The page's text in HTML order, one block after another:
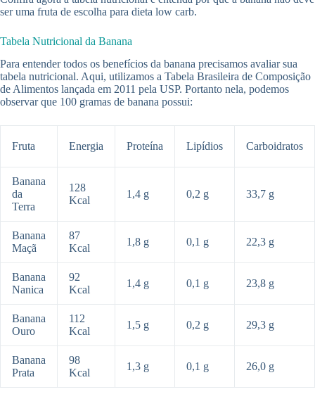
ser uma fruta de escolha para dieta low carb.
Tabela Nutricional da Banana
Para entender todos os benefícios da banana precisamos avaliar sua
tabela nutricional. Aqui, utilizamos a Tabela Brasileira de Composição
de Alimentos lançada em 2011 pela USP. Portanto nela, podemos
observar que 100 gramas de banana possui:
Fruta Energia Proteína Lipídios Carboidratos
Banana
da
Terra
128
Kcal
1,4 g 0,2 g 33,7 g
Banana
Maçã
87
Kcal
1,8 g 0,1 g 22,3 g
Banana
Nanica
92
Kcal
1,4 g 0,1 g 23,8 g
Banana
Ouro
112
Kcal
1,5 g 0,2 g 29,3 g
Banana
Prata
98
Kcal
1,3 g 0,1 g 26,0 g